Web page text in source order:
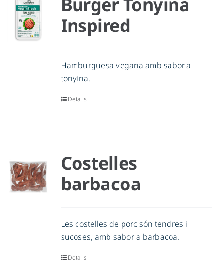
Inspired
Hamburguesa vegana amb sabor a
tonyina.
Detalls
Costelles
barbacoa
Les costelles de porc són tendres i
sucoses, amb sabor a barbacoa.
Detalls